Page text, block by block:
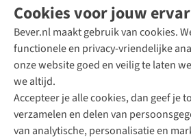
Cookies voor jouw
Bever.nl maakt gebruik van cookies.
functionele en privacy-vriendelijke
onze website goed en veilig te laten
we altijd.
Accepteer je alle cookies, dan geef je
verzamelen en delen van
van analytische, personalisatie en
Direct advies van een
+31 (0)85 888 50 88
+31 6 12 28 49 80